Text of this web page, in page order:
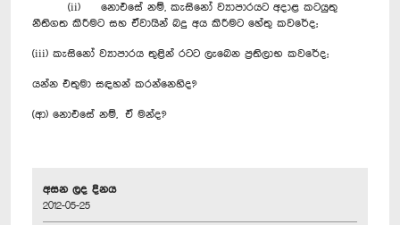
(ii) නොඑසේ නම්, කැසි‍නෝ ව්‍යාපාරයට අදාළ කටයුතු
නීතිගත කිරීමට සහ ඒවායින් බදු අය කිරීමට හේතු කවරේද;
(iii) කැසිනෝ ව්‍යාපාරය තුළින් රටට ලැබෙන ප්‍රතිලාභ කවරේද;
යන්න එතුමා සඳහන් කරන්නෙහිද?
(ආ) නොඑසේ නම්, ඒ මන්ද?
අසන ලද දිනය
2012-05-25